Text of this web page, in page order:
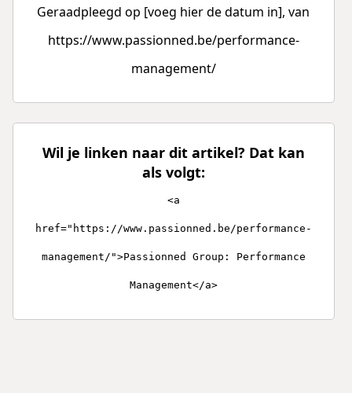
Geraadpleegd op [voeg hier de datum in], van
https://www.passionned.be/performance-
management/
Wil je linken naar dit artikel? Dat kan
als volgt:
<a
href="https://www.passionned.be/performance-
management/">Passionned Group: Performance
Management</a>